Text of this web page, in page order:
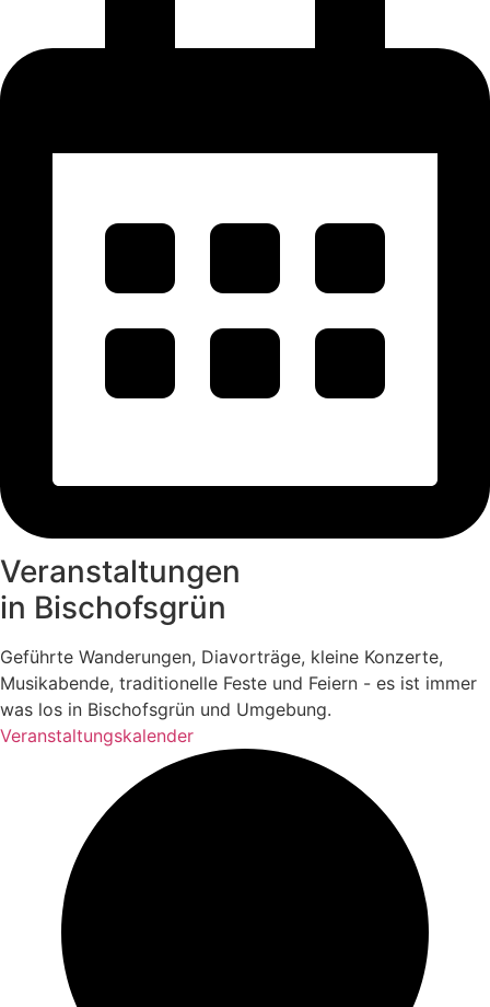
Veranstaltungen
in Bischofsgrün
Geführte Wanderungen, Diavorträge, kleine Konzerte,
Musikabende, traditionelle Feste und Feiern - es ist immer
was los in Bischofsgrün und Umgebung.
Veranstaltungskalender